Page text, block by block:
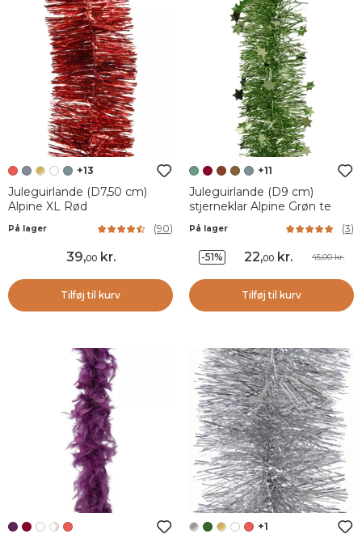
+13
Juleguirlande (D7,50 cm)
Alpine XL Rød
På lager (90)
39,00kr.
Tilføj til kurv
+11
Juleguirlande (D9 cm)
stjerneklar Alpine Grøn te
På lager (3)
-51% 22,00 kr. 45,00 kr.
Tilføj til kurv
+1